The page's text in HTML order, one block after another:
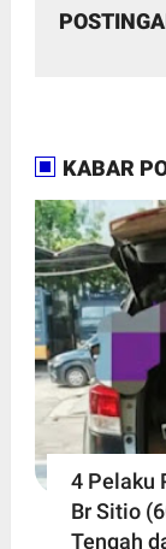
KABAR
4 Pelaku
Br Sitio
Tengah